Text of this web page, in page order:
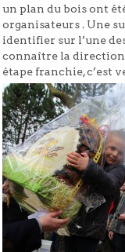
un plan du bois ont
organisateurs . Une
identifier sur l’une
connaître la direction
étape franchie, c’est